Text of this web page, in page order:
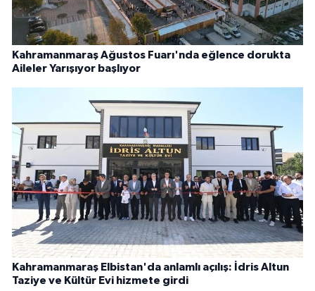
Kahramanmaraş Ağustos Fuarı'nda eğlence dorukta
Aileler Yarışıyor başlıyor
Kahramanmaraş Elbistan'da anlamlı açılış: İdris Altun
Taziye ve Kültür Evi hizmete girdi